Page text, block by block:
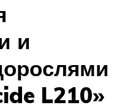
и
L210»